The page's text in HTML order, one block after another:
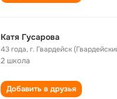
Катя Гусарова
43 года,г. Гвардейск
2 школа
Добавить в друзья